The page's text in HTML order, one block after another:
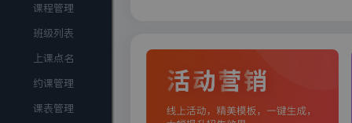
课程管理
班级列表
上课点名
约课管理
课表管理